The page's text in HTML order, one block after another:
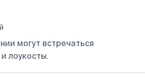
могут встречаться
лоукосты.